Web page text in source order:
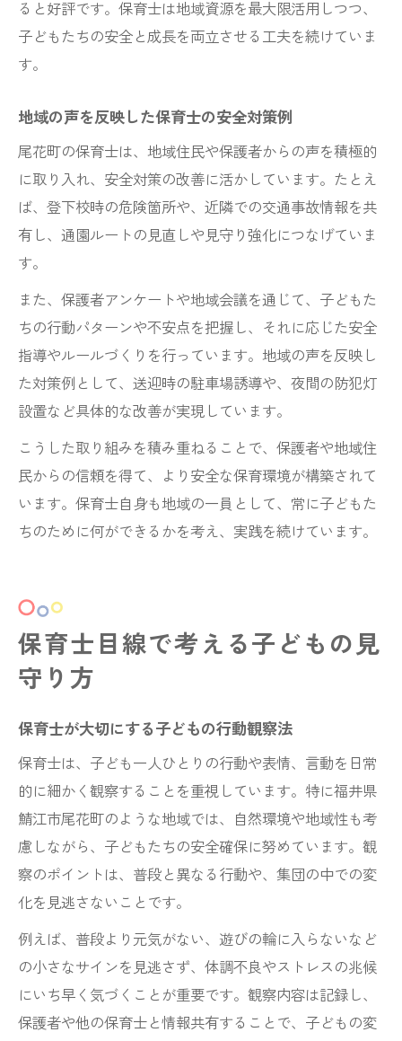
ると好評です。保育士は地域資源を最大限活用しつつ、
子どもたちの安全と成長を両立させる工夫を続けていま
す。
地域の声を反映した保育士の安全対策例
尾花町の保育士は、地域住民や保護者からの声を積極的
に取り入れ、安全対策の改善に活かしています。たとえ
ば、登下校時の危険箇所や、近隣での交通事故情報を共
有し、通園ルートの見直しや見守り強化につなげていま
す。
また、保護者アンケートや地域会議を通じて、子どもた
ちの行動パターンや不安点を把握し、それに応じた安全
指導やルールづくりを行っています。地域の声を反映し
た対策例として、送迎時の駐車場誘導や、夜間の防犯灯
設置など具体的な改善が実現しています。
こうした取り組みを積み重ねることで、保護者や地域住
民からの信頼を得て、より安全な保育環境が構築されて
います。保育士自身も地域の一員として、常に子どもた
ちのために何ができるかを考え、実践を続けています。
保育士目線で考える子どもの見
守り方
保育士が大切にする子どもの行動観察法
保育士は、子ども一人ひとりの行動や表情、言動を日常
的に細かく観察することを重視しています。特に福井県
鯖江市尾花町のような地域では、自然環境や地域性も考
慮しながら、子どもたちの安全確保に努めています。観
察のポイントは、普段と異なる行動や、集団の中での変
化を見逃さないことです。
例えば、普段より元気がない、遊びの輪に入らないなど
の小さなサインを見逃さず、体調不良やストレスの兆候
にいち早く気づくことが重要です。観察内容は記録し、
保護者や他の保育士と情報共有することで、子どもの変